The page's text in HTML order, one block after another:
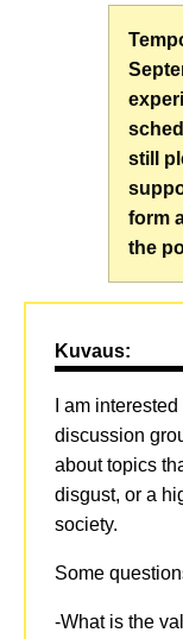
still
form
the
Kuvaus:
I am
discussion
about topics
disgust, or a
society.
Some
-What is the